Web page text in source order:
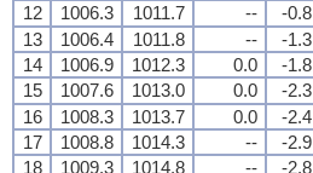
12
1006.3 1011.7 -- -0.8
13
1006.4 1011.8 -- -1.3
14
1006.9 1012.3 0.0 -1.8
15
1007.6 1013.0 0.0 -2.3
16
1008.3 1013.7 0.0 -2.4
17
1008.8 1014.3 -- -2.9
18
1009.3 1014.8 -- -2.8